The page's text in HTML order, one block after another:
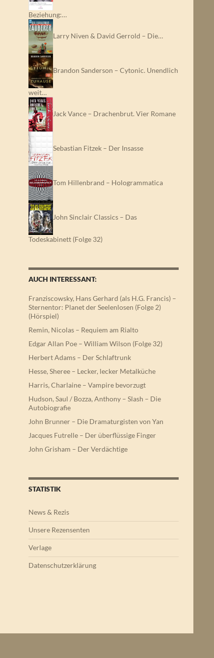
Beziehung:…
Larry Niven & David Gerrold – Die…
Brandon Sanderson – Cytonic. Unendlich
weit…
Jack Vance – Drachenbrut. Vier Romane
Sebastian Fitzek – Der Insasse
Tom Hillenbrand – Hologrammatica
John Sinclair Classics – Das
Todeskabinett (Folge 32)
AUCH INTERESSANT:
Franziscowsky, Hans Gerhard (als H.G. Francis) –
Sternentor: Planet der Seelenlosen (Folge 2)
(Hörspiel)
Remin, Nicolas – Requiem am Rialto
Edgar Allan Poe – William Wilson (Folge 32)
Herbert Adams – Der Schlaftrunk
Hesse, Sheree – Lecker, lecker Metalküche
Harris, Charlaine – Vampire bevorzugt
Hudson, Saul / Bozza, Anthony – Slash – Die
Autobiografie
John Brunner – Die Dramaturgisten von Yan
Jacques Futrelle – Der überflüssige Finger
John Grisham – Der Verdächtige
STATISTIK
News & Rezis
Unsere Rezensenten
Verlage
Datenschutzerklärung